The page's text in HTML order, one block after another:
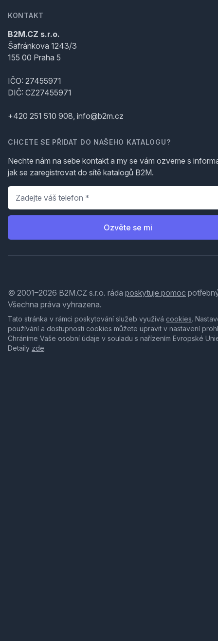
KONTAKT
B2M.CZ s.r.o.
Šafránkova 1243/3
155 00 Praha 5
IČO: 27455971
DIČ: CZ27455971
+420 251 510 908, info@b2m.cz
CHCETE SE PŘIDAT DO NAŠEHO KATALOGU?
Nechte nám na sebe kontakt a my se vám ozveme s
jak se zaregistrovat do sítě katalogů B2M.
Telefon
Ozvěte se mi
© 2001–2026 B2M.CZ s.r.o. ráda poskytuje pomoc
Všechna práva vyhrazena.
Tato stránka v rámci poskytování služeb využívá cookies.
používání a dostupnosti cookies můžete upravit v nastavení
Chráníme Vaše osobní údaje v souladu s nařízením Evropské
Detaily zde.